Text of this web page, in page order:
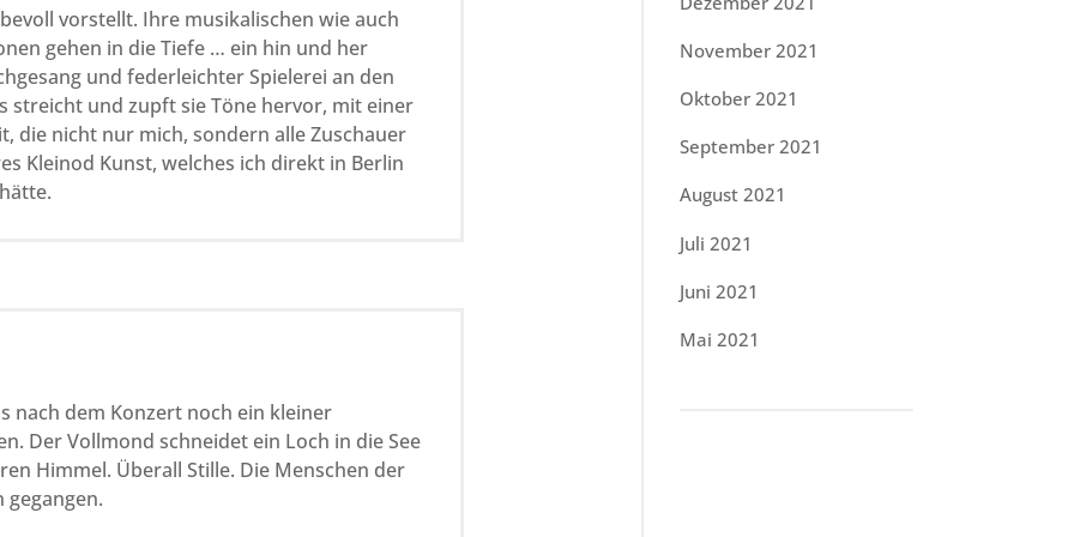
vorstellt. Ihre musikalischen wie auch
gehen in die Tiefe … ein hin und her
und federleichter Spielerei an den
streicht und zupft sie Töne hervor, mit einer
die nicht nur mich, sondern alle Zuschauer
Kleinod Kunst, welches ich direkt in Berlin
nach dem Konzert noch ein kleiner
Der Vollmond schneidet ein Loch in die See
Himmel. Überall Stille. Die Menschen der
gegangen.
November 2021
Oktober 2021
September 2021
August 2021
Juli 2021
Juni 2021
Mai 2021